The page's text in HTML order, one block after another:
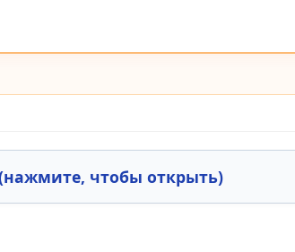
чтобы открыть)